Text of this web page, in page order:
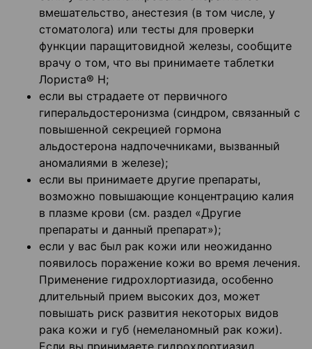
вмешательство, анестезия (в том числе, у
стоматолога) или тесты для проверки
функции паращитовидной железы, сообщите
врачу о том, что вы принимаете таблетки
Лориста® Н;
если вы страдаете от первичного
гиперальдостеронизма (синдром, связанный с
повышенной секрецией гормона
альдостерона надпочечниками, вызванный
аномалиями в железе);
если вы принимаете другие препараты,
возможно повышающие концентрацию калия
в плазме крови (см. раздел «Другие
препараты и данный препарат»);
если у вас был рак кожи или неожиданно
появилось поражение кожи во время лечения.
Применение гидрохлортиазида, особенно
длительный прием высоких доз, может
повышать риск развития некоторых видов
рака кожи и губ (немеланомный рак кожи).